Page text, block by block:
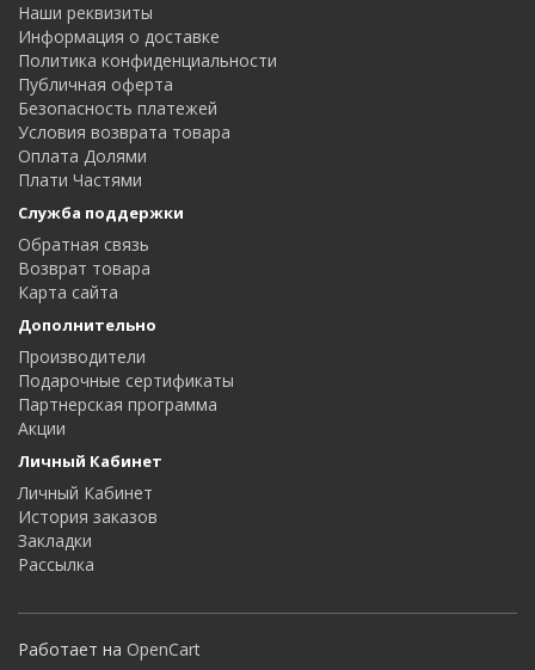
Наши реквизиты
Информация о доставке
Политика конфиденциальности
Публичная оферта
Безопасность платежей
Условия возврата товара
Оплата Долями
Плати Частями
Служба поддержки
Обратная связь
Возврат товара
Карта сайта
Дополнительно
Производители
Подарочные сертификаты
Партнерская программа
Акции
Личный Кабинет
Личный Кабинет
История заказов
Закладки
Рассылка
Работает на OpenCart